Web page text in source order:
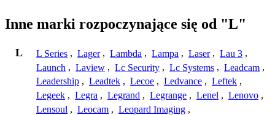
Inne marki rozpoczynające się od "L"
L L Series , Lager , Lambda , Lampa , Laser , Lau 3 ,
Launch , Laview , Lc Security , Lc Systems , Leadcam ,
Leadership , Leadtek , Lecoe , Ledvance , Leftek ,
Legeek , Legra , Legrand , Legrange , Lenel , Lenovo ,
Lensoul , Leocam , Leopard Imaging ,